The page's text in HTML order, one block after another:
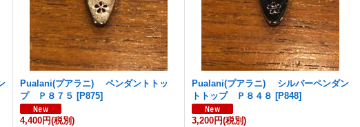
Pualani(プアラニ) ペンダントトッ
プ Ｐ８７５ [P875]
4,400円(税別)
Pualani(プアラニ) シルバーペンダン
トトップ Ｐ８４８ [P848]
3,200円(税別)